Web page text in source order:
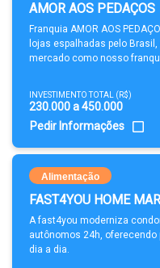
AMOR AOS PEDAÇOS
Franquia AMOR AOS
lojas espalhadas pelo
mercado como nosso
INVESTIMENTO TOTAL (R$)
230.000 a 450.000
Pedir Informações
Alimentação
FAST4YOU HOME
A fast4you moderniza
autônomos 24h,
dia a dia.